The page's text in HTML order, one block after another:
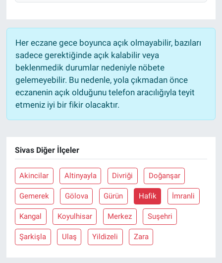
Her eczane gece boyunca açık olmayabilir, bazıları
sadece gerektiğinde açık kalabilir veya
beklenmedik durumlar nedeniyle nöbete
gelemeyebilir. Bu nedenle, yola çıkmadan önce
eczanenin açık olduğunu telefon aracılığıyla teyit
etmeniz iyi bir fikir olacaktır.
Sivas Diğer İlçeler
Akincilar Altinyayla Divriği Doğanşar
Gemerek Gölova Gürün Hafik İmranli
Kangal Koyulhisar Merkez Suşehri
Şarkişla Ulaş Yildizeli Zara
Ekonomi
Dünya
Teknoloji
Magazin
Siyaset
Spor
Nöbetçi Eczaneler